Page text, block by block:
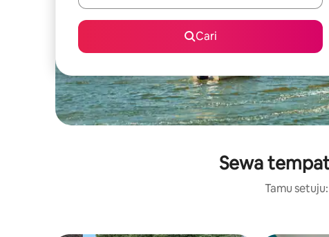
Cari
Sewa
Tamu